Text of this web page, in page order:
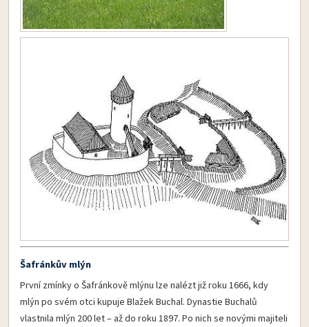
Šafránkův mlýn
První zmínky o Šafránkově mlýnu lze nalézt již roku 1666, kdy
mlýn po svém otci kupuje Blažek Buchal. Dynastie Buchalů
vlastnila mlýn 200 let – až do roku 1897. Po nich se novými majiteli